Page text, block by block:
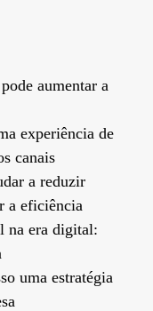
aumentar a
experiência de
canais
a reduzir
a eficiência
na era digital:
uma estratégia